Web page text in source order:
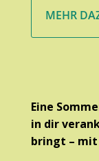
MEHR
Eine
in dir
bringt – mit